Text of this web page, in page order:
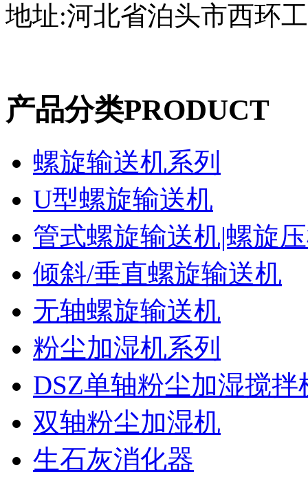
地址:河北省泊头市西环
产品分类PRODUCT
螺旋输送机系列
U型螺旋输送机
管式螺旋输送机|螺旋
倾斜/垂直螺旋输送机
无轴螺旋输送机
粉尘加湿机系列
DSZ单轴粉尘加湿搅拌
双轴粉尘加湿机
生石灰消化器